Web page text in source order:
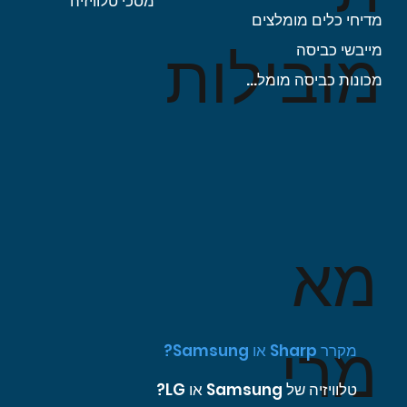
מא
מרי
מקרר Sharp או Samsung?
טלוויזיה של Samsung או LG?
מובילות
מדיחי כלים מומלצים
מייבשי כביסה
מכונות כביסה מומלצות